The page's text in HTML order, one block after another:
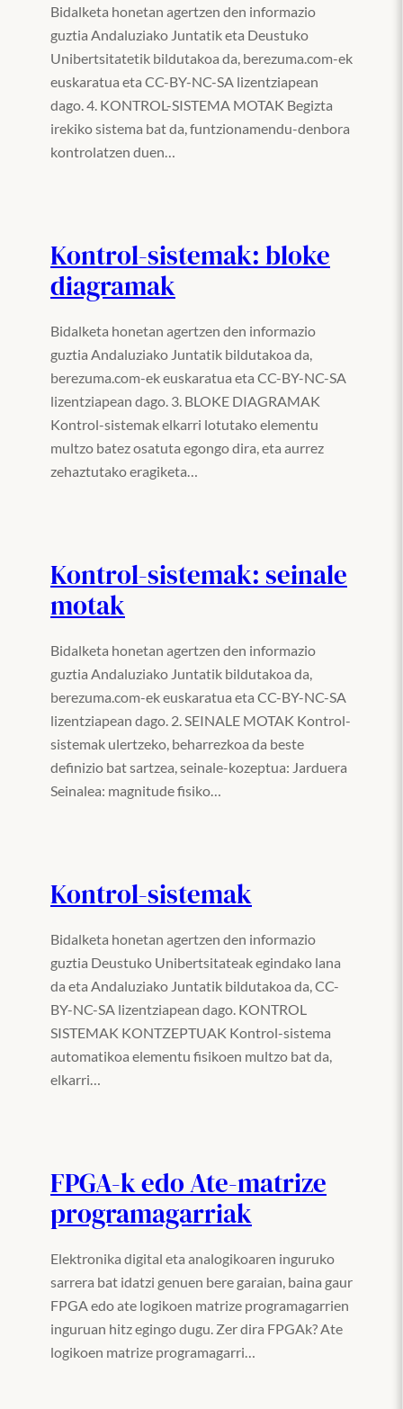
Bidalketa honetan agertzen den informazio
guztia Andaluziako Juntatik eta Deustuko
Unibertsitatetik bildutakoa da, berezuma.com-ek
euskaratua eta CC-BY-NC-SA lizentziapean
dago. 4. KONTROL-SISTEMA MOTAK Begizta
irekiko sistema bat da, funtzionamendu-denbora
kontrolatzen duen…
Kontrol-sistemak: bloke
diagramak
Bidalketa honetan agertzen den informazio
guztia Andaluziako Juntatik bildutakoa da,
berezuma.com-ek euskaratua eta CC-BY-NC-SA
lizentziapean dago. 3. BLOKE DIAGRAMAK
Kontrol-sistemak elkarri lotutako elementu
multzo batez osatuta egongo dira, eta aurrez
zehaztutako eragiketa…
Kontrol-sistemak: seinale
motak
Bidalketa honetan agertzen den informazio
guztia Andaluziako Juntatik bildutakoa da,
berezuma.com-ek euskaratua eta CC-BY-NC-SA
lizentziapean dago. 2. SEINALE MOTAK Kontrol-
sistemak ulertzeko, beharrezkoa da beste
definizio bat sartzea, seinale-kozeptua: Jarduera
Seinalea: magnitude fisiko…
Kontrol-sistemak
Bidalketa honetan agertzen den informazio
guztia Deustuko Unibertsitateak egindako lana
da eta Andaluziako Juntatik bildutakoa da, CC-
BY-NC-SA lizentziapean dago. KONTROL
SISTEMAK KONTZEPTUAK Kontrol-sistema
automatikoa elementu fisikoen multzo bat da,
elkarri…
FPGA-k edo Ate-matrize
programagarriak
Elektronika digital eta analogikoaren inguruko
sarrera bat idatzi genuen bere garaian, baina gaur
FPGA edo ate logikoen matrize programagarrien
inguruan hitz egingo dugu. Zer dira FPGAk? Ate
logikoen matrize programagarri…